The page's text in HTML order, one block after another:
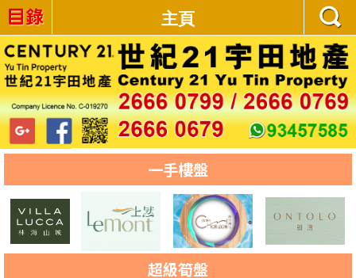
主頁
一手樓盤
超級筍盤